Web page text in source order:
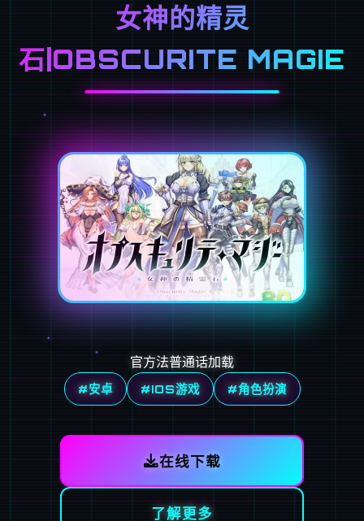
女神的精灵
石|OBSCURITE MAGIE
官方法普通话加载
#安卓 #IOS游戏 #角色扮演
在线下载
了解更多